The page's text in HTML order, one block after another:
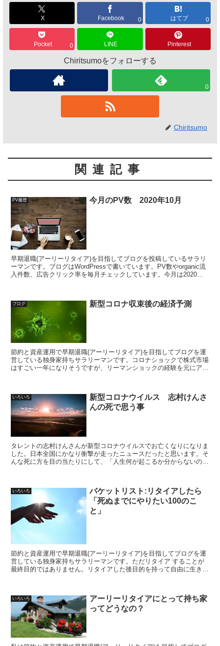
X Facebook 0 はてブ 0
Pocket 0 LINE Pinterest
Chiritsumoをフォローする
0
Chiritsumo
関連記事
PV履歴 今月のPV数 2020年10月
早期退職(アーリーリタイア)を目指してブログを投稿しているサラリ
ーマンです。ブログはWordPressで書いています。PV数やorganic流
入件数、広告クリック率を毎月チェックしています。今月は2020年
ブログ 新型コロナ収束後の経済予測
節約と資産運用で早期退職(アーリーリタイア)を目指してブログを運
営している独身家持ちサラリーマンです。コロナショックで株式市場
はすごい一年になりそうですが、リーマンショックの経験を元にアフ
いろいろ
新型コロナウイルス 志村けんさ
んの死で思う事
タレントの志村けんさんが新型コロナウイルスでお亡くなりになりま
した。日本全国にかなり衝撃が走ったニュースだったと思います。そ
んな死に方を目の当たりにして、「人生何が起こるか分からないので
いろいろ
バケットリスト:リタイアしたら
「死ぬまでにやりたい100のこ
と」
節約と資産運用で早期退職(アーリーリタイア)を目指してブログを運
営している独身家持ちサラリーマンです。ただリタイア することが
最終目的ではありません。リタイアした後目的を持って自由に生きる
いろいろ
アーリーリタイアにとって持ち家
ってどうなの？